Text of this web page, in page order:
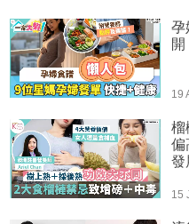
孕
19
榴
偏
發
15